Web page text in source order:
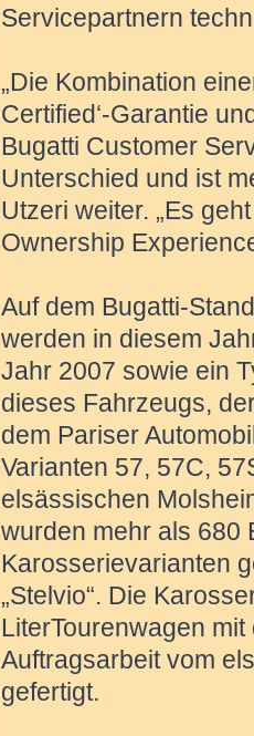
Servicepartnern
„Die Kombination
Certified‘-Garantie
Bugatti Customer
Unterschied und ist
Utzeri weiter. „Es
Ownership
Auf dem Bugatti-
werden in diesem
Jahr 2007 sowie ein
dieses Fahrzeugs,
dem Pariser
Varianten 57, 57C,
elsässischen
wurden mehr als 680
Karosserievarianten
„Stelvio“. Die
LiterTourenwagen
Auftragsarbeit vom
gefertigt.